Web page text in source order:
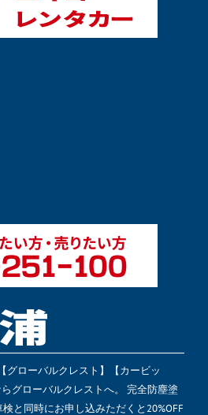
グローバルクレスト】【カービッ
グローバルクレストへ。 完全防塵塗
と同時にお申し込みただくと20%OFF